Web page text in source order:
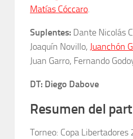
Matías Cóccaro.
Suplentes: Dante Nicolás
Joaquín Novillo, Juanchón
Juan Garro, Fernando
DT: Diego Dabove
Resumen del
Torneo: Copa Libertadores